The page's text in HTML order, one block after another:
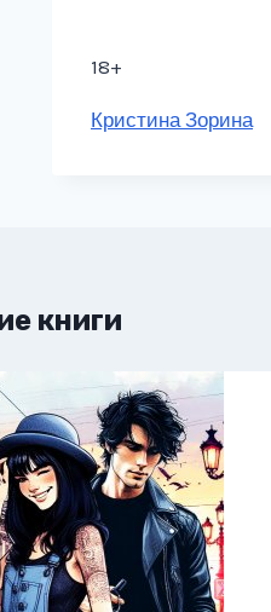
18+
Метки
Кристина Зорина
книги